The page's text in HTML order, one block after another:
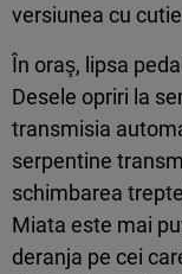
versiunea cu
În oraş, lipsa
Desele opriri la
transmisia
serpentine
schimbarea
Miata este mai
deranja pe cei